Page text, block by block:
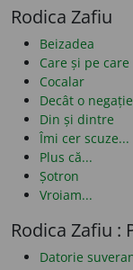
Rodica Zafiu
Beizadea
Care și pe care
Cocalar
Decât o negație
Din și dintre
Îmi cer scuze...
Plus că...
Șotron
Vroiam...
Rodica Zafiu :
Datorie